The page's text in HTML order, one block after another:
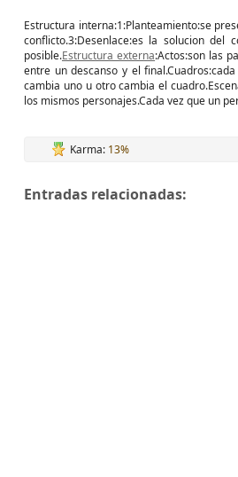
Estructura interna:1:Planteamiento:se
conflicto.3:Desenlace:es la solucion
posible.Estructura externa:Actos:son las
entre un descanso y el
cambia uno u otro cambia el
los mismos personajes.Cada vez que un
Karma: 13%
Entradas relacionadas: